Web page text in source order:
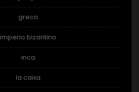
greco
imperio bizantino
inca
la caixa